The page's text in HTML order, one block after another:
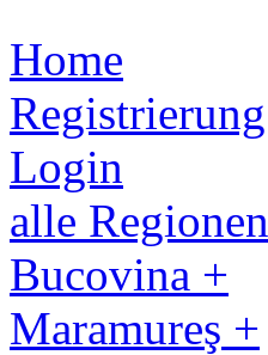
Home
Registrierung
Login
alle Regionen
Bucovina +
Maramureş +